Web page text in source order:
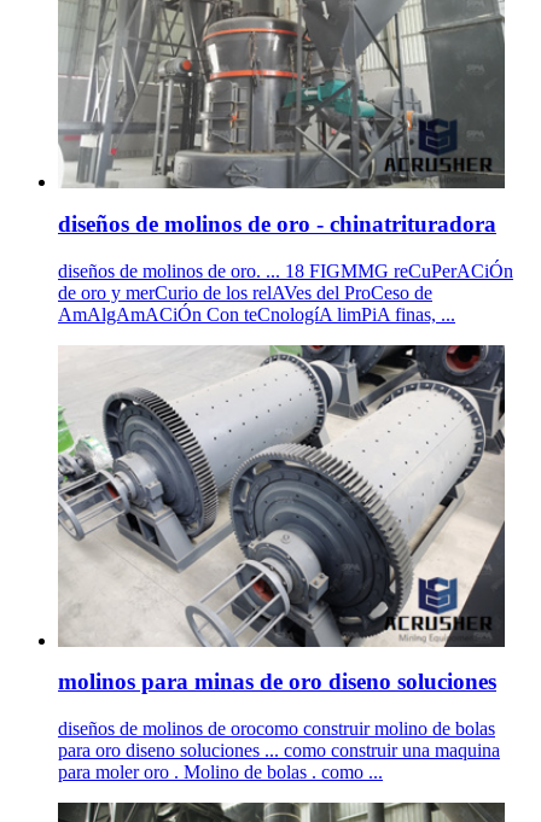
diseños de molinos de oro - chinatrituradora
diseños de molinos de oro. ... 18 FIGMMG reCuPerACiÓn
de oro y merCurio de los relAVes del ProCeso de
AmAlgAmACiÓn Con teCnologíA limPiA finas, ...
molinos para minas de oro diseno soluciones
diseños de molinos de orocomo construir molino de bolas
para oro diseno soluciones ... como construir una maquina
para moler oro . Molino de bolas . como ...